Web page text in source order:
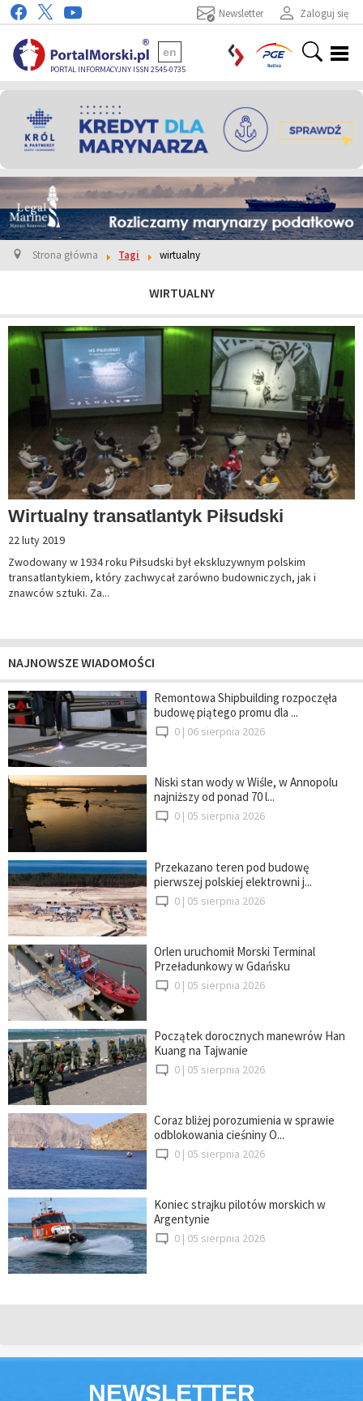
Zaloguj się
Newsletter
PORTAL INFORMACYJNY ISSN 2545-0735
en
Strona główna Tagi wirtualny
WIRTUALNY
Wirtualny transatlantyk Piłsudski
22 luty 2019
Zwodowany w 1934 roku Piłsudski był ekskluzywnym polskim
transatlantykiem, który zachwycał zarówno budowniczych, jak i
znawców sztuki. Za...
NAJNOWSZE WIADOMOŚCI
Remontowa Shipbuilding rozpoczęła
budowę piątego promu dla ...
0 | 06 sierpnia 2026
Niski stan wody w Wiśle, w Annopolu
najniższy od ponad 70 l...
0 | 05 sierpnia 2026
Przekazano teren pod budowę
pierwszej polskiej elektrowni j...
0 | 05 sierpnia 2026
Orlen uruchomił Morski Terminal
Przeładunkowy w Gdańsku
0 | 05 sierpnia 2026
Początek dorocznych manewrów Han
Kuang na Tajwanie
0 | 05 sierpnia 2026
Coraz bliżej porozumienia w sprawie
odblokowania cieśniny O...
0 | 05 sierpnia 2026
Koniec strajku pilotów morskich w
Argentynie
0 | 05 sierpnia 2026
NEWSLETTER